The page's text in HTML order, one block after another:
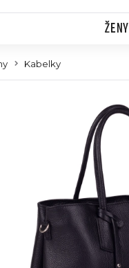
ŽENY
Kabelky